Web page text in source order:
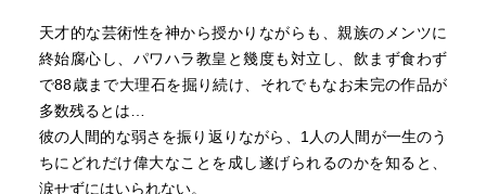
天才的な芸術性を神から授かりながらも、親族のメンツに
終始腐心し、パワハラ教皇と幾度も対立し、飲まず食わず
で88歳まで大理石を掘り続け、それでもなお未完の作品が
多数残るとは…
彼の人間的な弱さを振り返りながら、1人の人間が一生のう
ちにどれだけ偉大なことを成し遂げられるのかを知ると、
涙せずにはいられない。